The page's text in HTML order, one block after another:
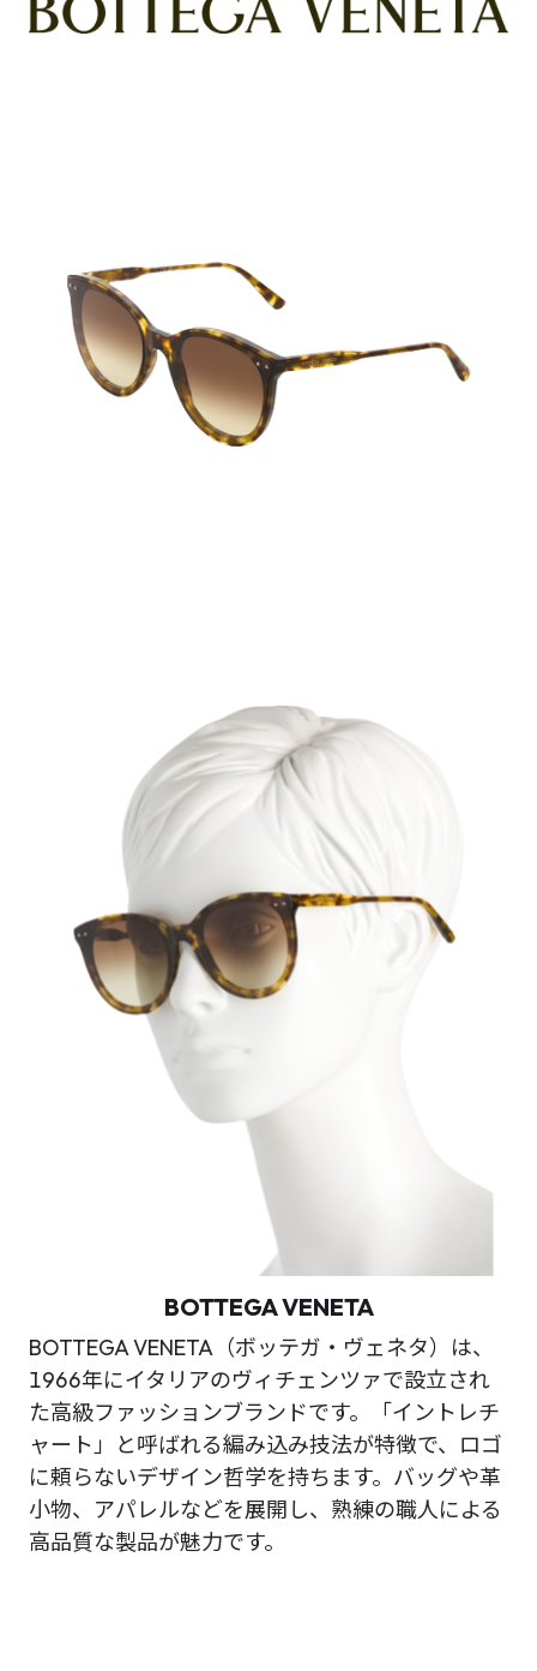
BOTTEGA VENETA
BOTTEGA VENETA（ボッテガ・ヴェネタ）は、
1966年にイタリアのヴィチェンツァで設立され
た高級ファッションブランドです。「イントレチ
ャート」と呼ばれる編み込み技法が特徴で、ロゴ
に頼らないデザイン哲学を持ちます。バッグや革
小物、アパレルなどを展開し、熟練の職人による
高品質な製品が魅力です。